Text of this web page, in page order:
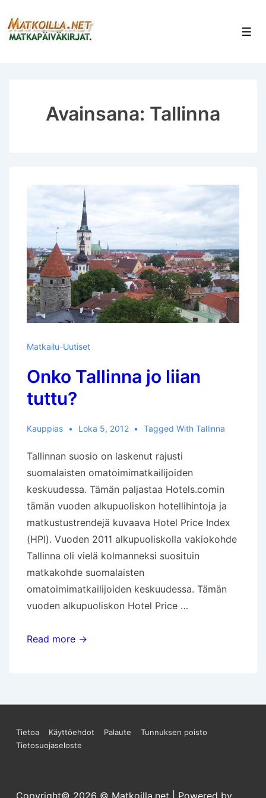
Siirry
pääsisältöön
Avainsana: Tallinna
Matkailu-Uutiset
Onko Tallinna jo liian
tuttu?
Kauppias Loka 5, 2012 Tagged WithTallinna
Tallinnan suosio on laskenut rajusti
suomalaisten omatoimimatkailijoiden
keskuudessa. Tämän paljastaa Hotels.comin
tämän vuoden alkupuoliskon hotellihintoja ja
matkustustrendejä kuvaava Hotel Price Index
(HPI). Vuoden 2011 alkupuoliskolla vakiokohde
Tallinna oli vielä kolmanneksi suosituin
matkakohde suomalaisten
omatoimimatkailijoiden keskuudessa. Tämän
vuoden alkupuoliskon Hotel Price …
Onko
tuttu?
Read more →
Sivun
Tietoa Käyttöehdot Palaute
Tunnuksen poisto
Tietosuojaseloste
Copyright© 2026 © Matkoilla.net | Powered by